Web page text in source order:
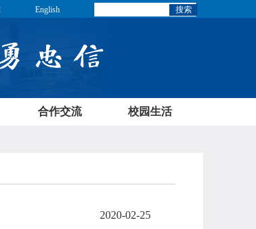
English 搜索
合作交流 校园生活
2020-02-25